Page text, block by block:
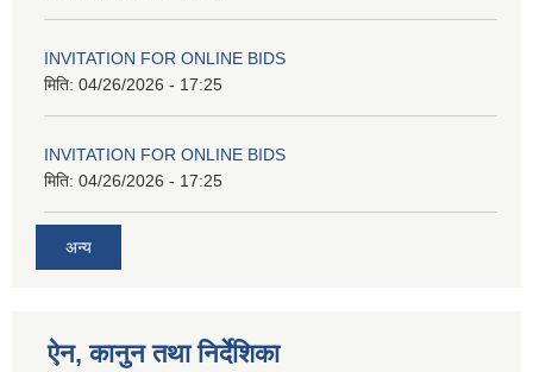
INVITATION FOR ONLINE BIDS
मिति: 04/26/2026 - 17:25
INVITATION FOR ONLINE BIDS
मिति: 04/26/2026 - 17:25
अन्य
ऐन, कानुन तथा निर्देशिका